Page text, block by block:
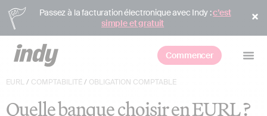
Passez à la facturation électronique avec Indy :c’est
simple et gratuit
Commencer
EURL/ COMPTABILITÉ/ OBLIGATION COMPTABLE
Quelle banque choisir en EURL ?